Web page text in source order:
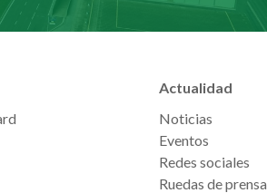
Actualidad
Noticias
Eventos
Redes sociales
Ruedas de prensa